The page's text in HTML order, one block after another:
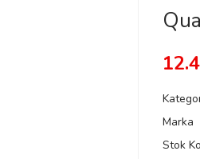
Marka
Stok